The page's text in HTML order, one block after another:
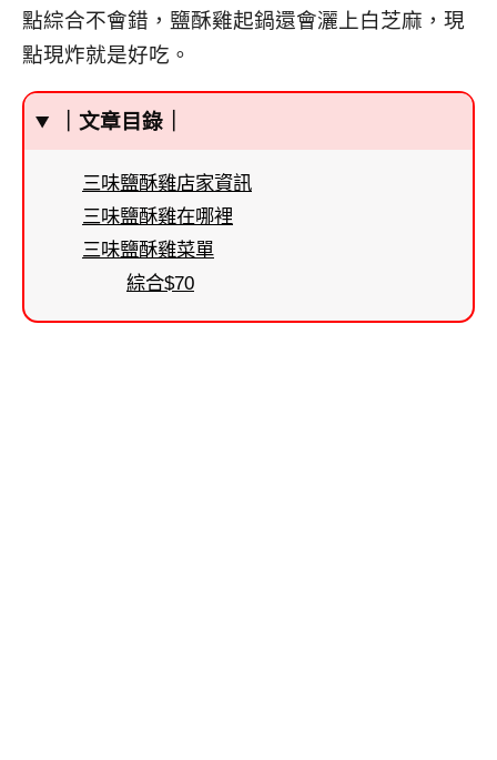
點綜合不會錯，鹽酥雞起鍋還會灑上白芝麻，現
點現炸就是好吃。
｜文章目錄｜
三味鹽酥雞店家資訊
三味鹽酥雞在哪裡
三味鹽酥雞菜單
綜合$70